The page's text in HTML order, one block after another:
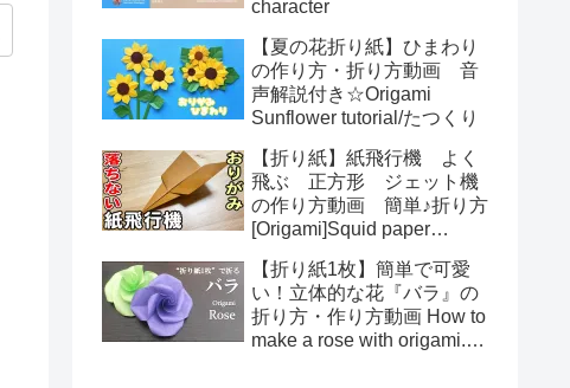
character
【夏の花折り紙】ひまわり
の作り方・折り方動画 音
声解説付き☆Origami
Sunflower tutorial/たつくり
【折り紙】紙飛行機 よく
飛ぶ 正方形 ジェット機
の作り方動画 簡単♪折り方
[Origami]Squid paper
【折り紙1枚】簡単で可愛
い！立体的な花『バラ』の
折り方・作り方動画 How to
make a rose with origami.It's